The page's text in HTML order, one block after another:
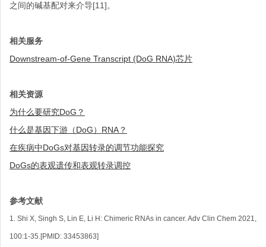
之间的碱基配对来介导[11]。
相关服务
Downstream-of-Gene Transcript (DoG RNA)芯片
相关资源
为什么要研究DoG？
什么是基因下游（DoG）RNA？
在疾病中DoGs对基因转录的调节功能探究
DoGs的表观遗传和表观转录调控
参考文献
1. Shi X, Singh S, Lin E, Li H: Chimeric RNAs in cancer. Adv Clin Chem 2021,
100:1-35.[PMID: 33453863]